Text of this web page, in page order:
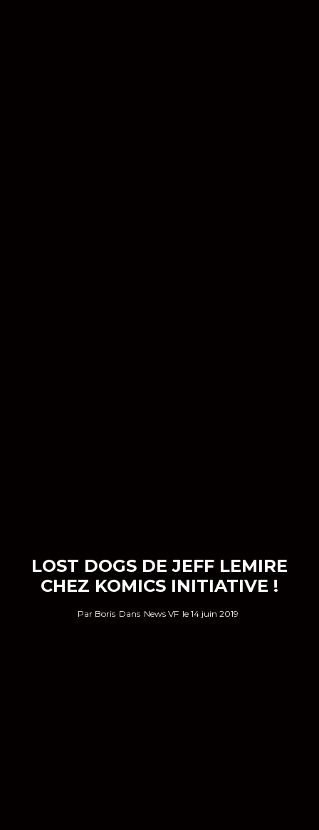
LOST DOGS DE JEFF LEMIRE
CHEZ KOMICS INITIATIVE !
Par Boris Dans News VF le 14 juin 2019